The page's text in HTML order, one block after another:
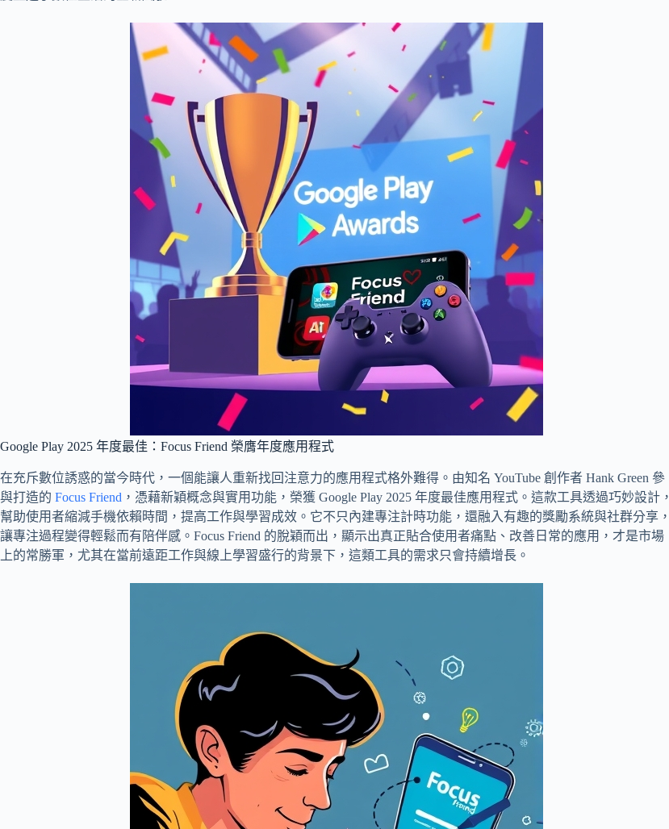
Google Play 2025 年度最佳：Focus Friend 榮膺年度應用程式
在充斥數位誘惑的當今時代，一個能讓人重新找回注意力的應用程式格外難得。由知名 YouTube 創作者 Hank Green 參
與打造的 Focus Friend ，憑藉新穎概念與實用功能，榮獲 Google Play 2025 年度最佳應用程式。這款工具透過巧妙設計，
幫助使用者縮減手機依賴時間，提高工作與學習成效。它不只內建專注計時功能，還融入有趣的獎勵系統與社群分享，
讓專注過程變得輕鬆而有陪伴感。Focus Friend 的脫穎而出，顯示出真正貼合使用者痛點、改善日常的應用，才是市場
上的常勝軍，尤其在當前遠距工作與線上學習盛行的背景下，這類工具的需求只會持續增長。